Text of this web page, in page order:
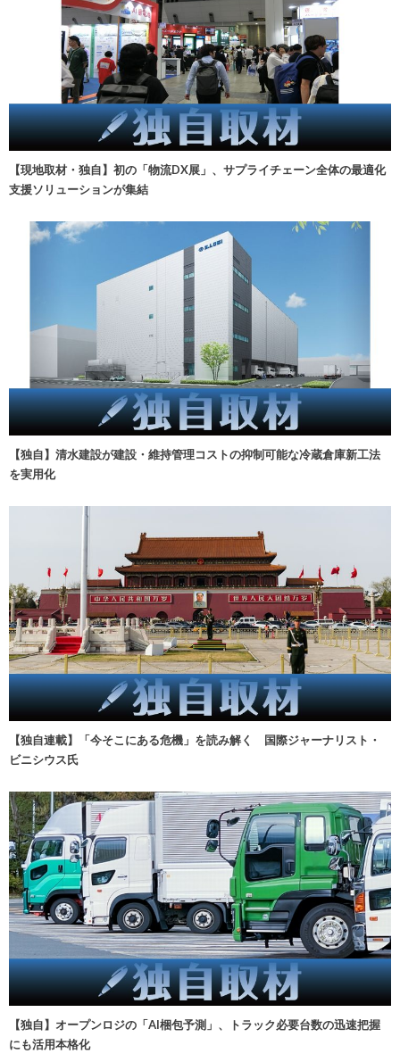
【現地取材・独自】初の「物流DX展」、サプライチェーン全体の最適化
支援ソリューションが集結
【独自】清水建設が建設・維持管理コストの抑制可能な冷蔵倉庫新工法
を実用化
【独自連載】「今そこにある危機」を読み解く 国際ジャーナリスト・
ビニシウス氏
【独自】オープンロジの「AI梱包予測」、トラック必要台数の迅速把握
にも活用本格化